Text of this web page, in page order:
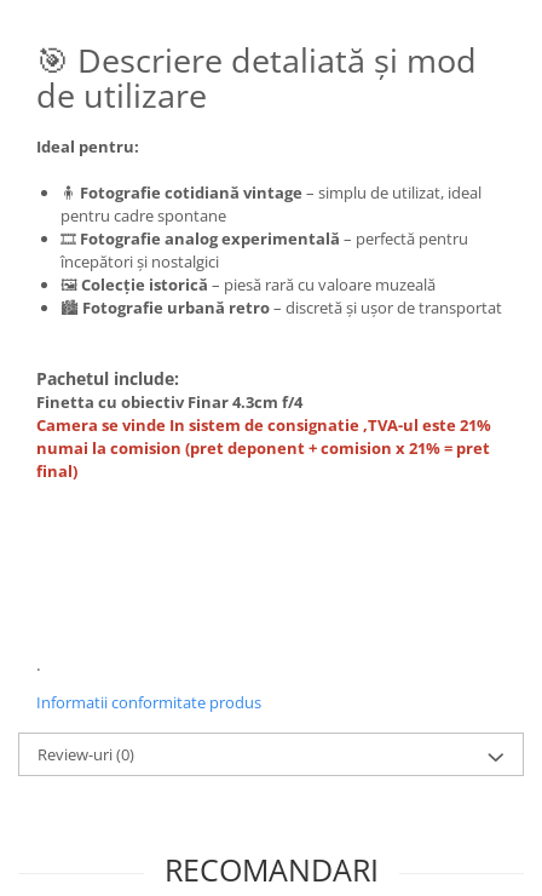
🎯 Descriere detaliată și mod
de utilizare
Ideal pentru:
🧍 Fotografie cotidiană vintage – simplu de utilizat, ideal
pentru cadre spontane
🎞️ Fotografie analog experimentală – perfectă pentru
începători și nostalgici
🖼️Colecție istorică – piesă rară cu valoare muzeală
🏙️ Fotografie urbană retro– discretă și ușor de transportat
Pachetul include:
Finetta cu obiectiv Finar 4.3cm f/4
Camera se vinde In sistem de consignatie ,TVA-ul este 21%
numai la comision (pret deponent + comision x 21% = pret
final)
.
Informatii conformitate produs
Review-uri(0)
RECOMANDARI